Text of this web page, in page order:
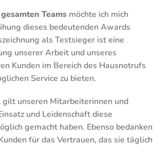
Teams möchte ich mich
dieses bedeutenden Awards
als Testsieger ist eine
unserer Arbeit und unseres
Kunden im Bereich des Hausnotrufs
Service zu bieten.
gilt unseren Mitarbeiterinnen und
und Leidenschaft diese
gemacht haben. Ebenso bedanken
für das Vertrauen, das sie täglich